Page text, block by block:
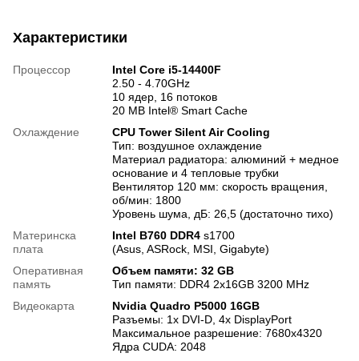
Характеристики
Процессор
Intel Core i5-14400F
2.50 - 4.70GHz
10 ядер, 16 потоков
20 MB Intel® Smart Cache
Охлаждение
CPU Tower Silent Air Cooling
Тип: воздушное охлаждение
Материал радиатора: алюминий + медное
основание и 4 тепловые трубки
Вентилятор 120 мм: скорость вращения,
об/мин: 1800
Уровень шума, дБ: 26,5 (достаточно тихо)
Материнска
плата
Intel В760 DDR4 s1700
(Asus, ASRock, MSI, Gigabyte)
Оперативная
память
Объем памяти: 32 GB
Тип памяти: DDR4 2x16GB 3200 MHz
Видеокарта
Nvidia Quadro P5000 16GB
Разъемы: 1x DVI-D, 4x DisplayPort
Максимальное разрешение: 7680x4320
Ядра CUDA: 2048